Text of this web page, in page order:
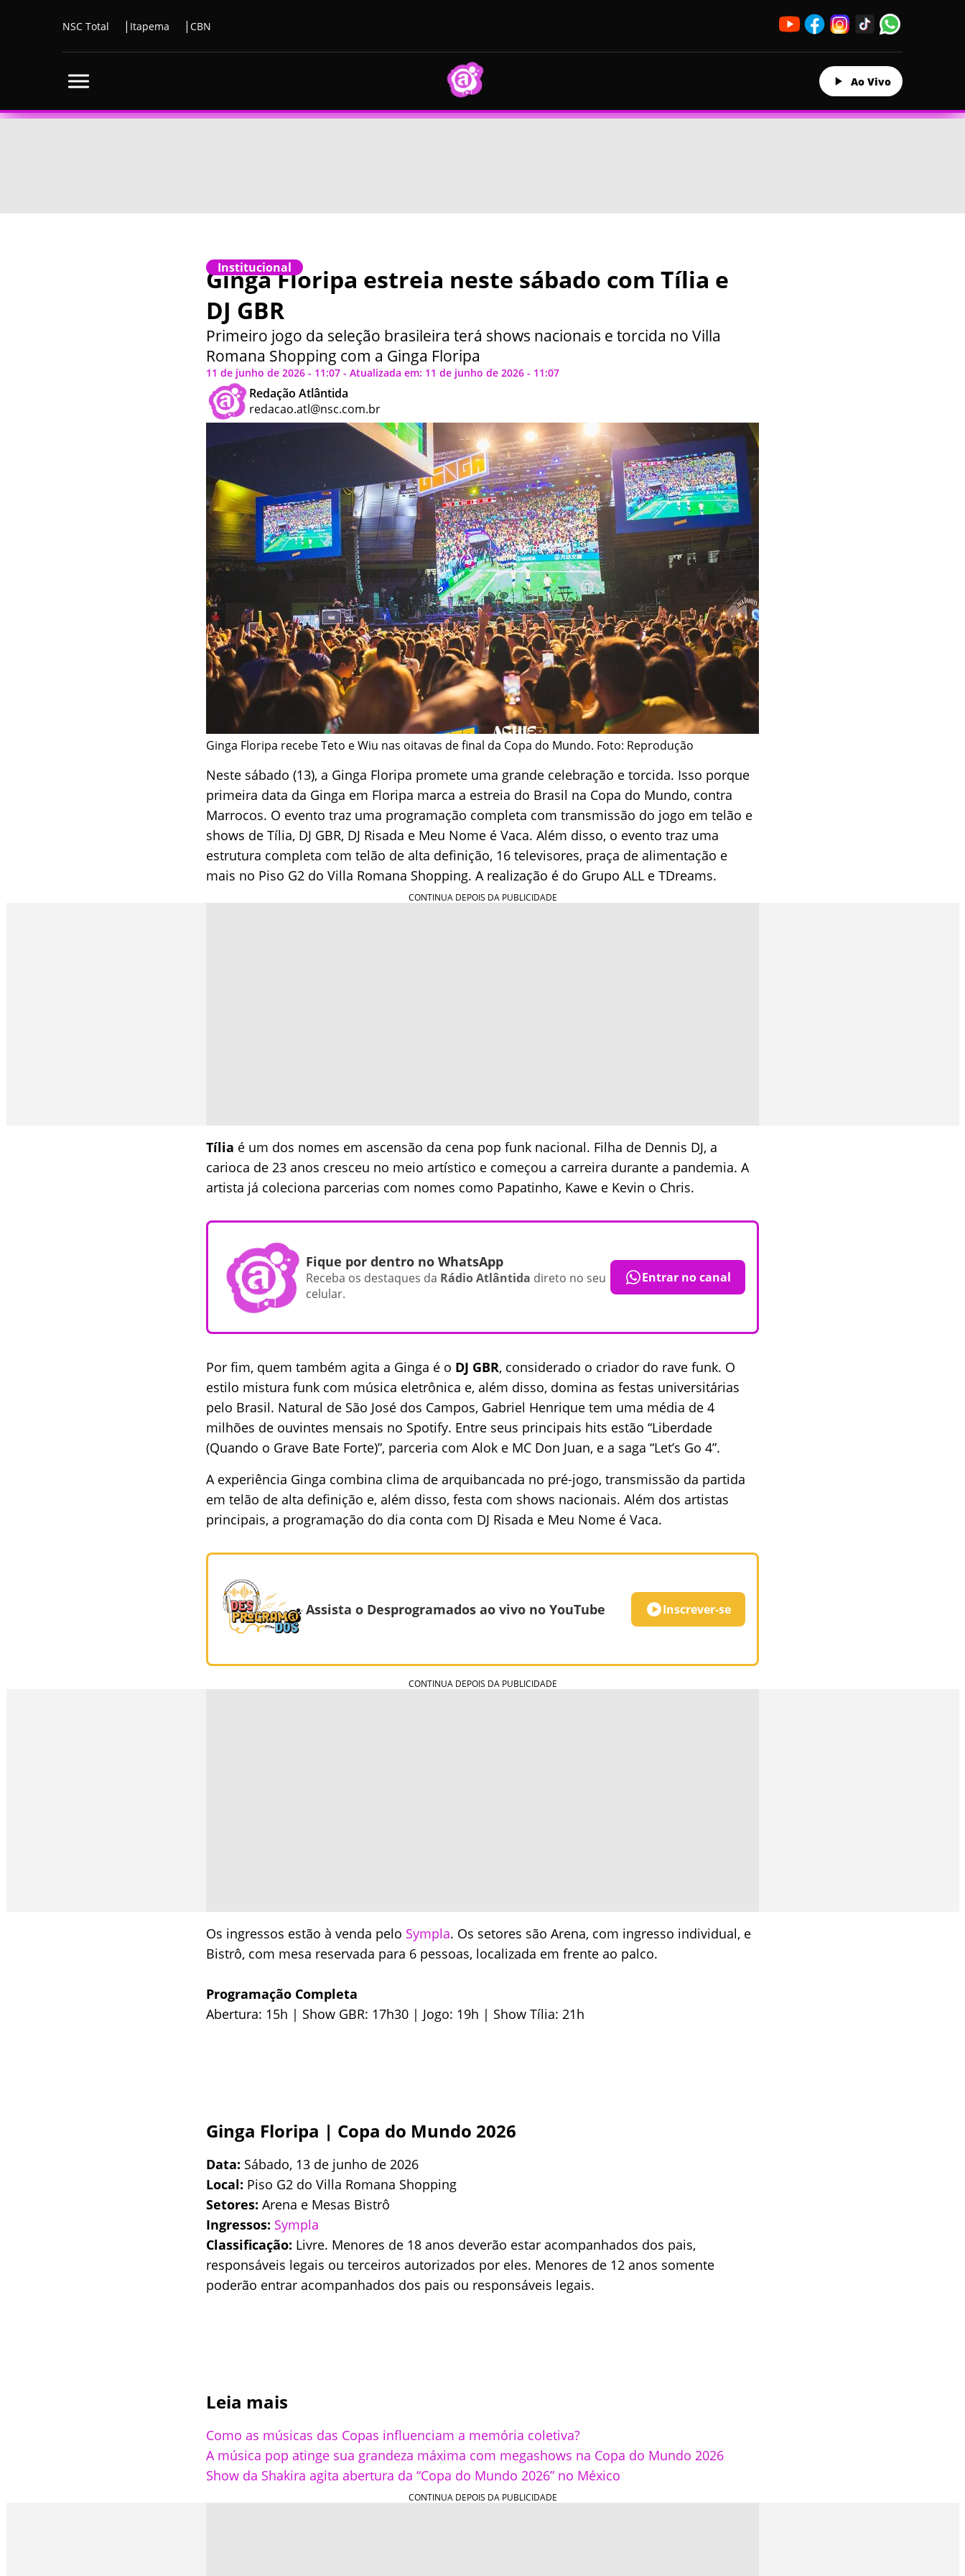
NSC Total Itapema CBN
Ao Vivo
Institucional
Ginga Floripa estreia neste sábado com Tília e
DJ GBR
Primeiro jogo da seleção brasileira terá shows nacionais e torcida no Villa
Romana Shopping com a Ginga Floripa
11 de junho de 2026 - 11:07 - Atualizada em: 11 de junho de 2026 - 11:07
Redação Atlântida
redacao.atl@nsc.com.br
Ginga Floripa recebe Teto e Wiu nas oitavas de final da Copa do Mundo. Foto: Reprodução
Neste sábado (13), a Ginga Floripa promete uma grande celebração e torcida. Isso porque
primeira data da Ginga em Floripa marca a estreia do Brasil na Copa do Mundo, contra
Marrocos. O evento traz uma programação completa com transmissão do jogo em telão e
shows de Tília, DJ GBR, DJ Risada e Meu Nome é Vaca. Além disso, o evento traz uma
estrutura completa com telão de alta definição, 16 televisores, praça de alimentação e
mais no Piso G2 do Villa Romana Shopping. A realização é do Grupo ALL e TDreams.
Tília é um dos nomes em ascensão da cena pop funk nacional. Filha de Dennis DJ, a
carioca de 23 anos cresceu no meio artístico e começou a carreira durante a pandemia. A
artista já coleciona parcerias com nomes como Papatinho, Kawe e Kevin o Chris.
Fique por dentro no WhatsApp
Receba os destaques da Rádio Atlântida direto no seu
celular.
Entrar no canal
Por fim, quem também agita a Ginga é o DJ GBR, considerado o criador do rave funk. O
estilo mistura funk com música eletrônica e, além disso, domina as festas universitárias
pelo Brasil. Natural de São José dos Campos, Gabriel Henrique tem uma média de 4
milhões de ouvintes mensais no Spotify. Entre seus principais hits estão “Liberdade
(Quando o Grave Bate Forte)”, parceria com Alok e MC Don Juan, e a saga “Let’s Go 4”.
A experiência Ginga combina clima de arquibancada no pré-jogo, transmissão da partida
em telão de alta definição e, além disso, festa com shows nacionais. Além dos artistas
principais, a programação do dia conta com DJ Risada e Meu Nome é Vaca.
Assista o Desprogramados ao vivo no YouTube Inscrever-se
Os ingressos estão à venda pelo Sympla. Os setores são Arena, com ingresso individual, e
Bistrô, com mesa reservada para 6 pessoas, localizada em frente ao palco.
Programação Completa
Abertura: 15h | Show GBR: 17h30 | Jogo: 19h | Show Tília: 21h
Ginga Floripa | Copa do Mundo 2026
Data: Sábado, 13 de junho de 2026
Local: Piso G2 do Villa Romana Shopping
Setores: Arena e Mesas Bistrô
Ingressos: Sympla
Classificação: Livre. Menores de 18 anos deverão estar acompanhados dos pais,
responsáveis legais ou terceiros autorizados por eles. Menores de 12 anos somente
poderão entrar acompanhados dos pais ou responsáveis legais.
Leia mais
Como as músicas das Copas influenciam a memória coletiva?
A música pop atinge sua grandeza máxima com megashows na Copa do Mundo 2026
Show da Shakira agita abertura da “Copa do Mundo 2026” no México